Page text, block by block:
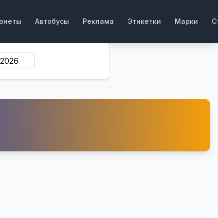
Автобусы Реклама Этикетки Марки